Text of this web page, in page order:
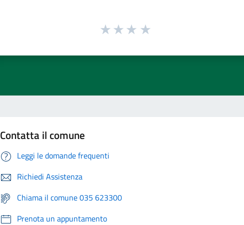
Contatta il comune
Leggi le domande frequenti
Richiedi Assistenza
Chiama il comune 035 623300
Prenota un appuntamento